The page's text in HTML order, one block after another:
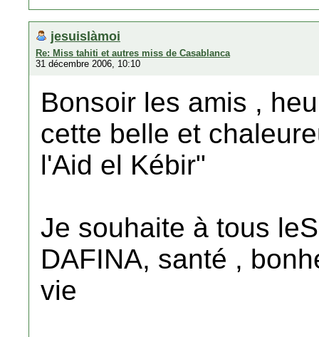
jesuislàmoi
Re: Miss tahiti et autres miss de Casablanca
31 décembre 2006, 10:10
Bonsoir les amis ,
cette belle et
l'Aid el Kébir"
Je souhaite à tous
DAFINA, santé ,
vie